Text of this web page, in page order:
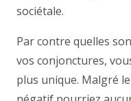
sociétale.
Par contre quelles
vos conjonctures,
plus unique. Malgré